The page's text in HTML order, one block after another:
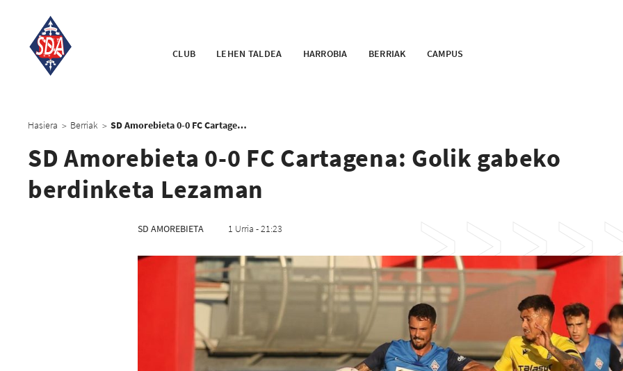
CLUB LEHEN TALDEA HARROBIA BERRIAK CAMPUS
Hasiera > Berriak > SD Amorebieta 0-0 FC Cartagena: Golik gabeko berdinketa Lezaman
SD Amorebieta 0-0 FC Cartagena: Golik gabeko
berdinketa Lezaman
SD AMOREBIETA 1 Urria - 21:23